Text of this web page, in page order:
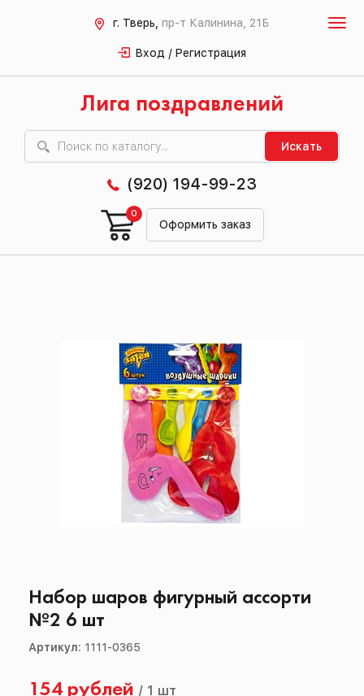
г. Тверь, пр-т Калинина, 21Б
Вход / Регистрация
Лига поздравлений
Искать
(920) 194-99-23
Оформить заказ
0
Набор шаров фигурный ассорти
№2 6 шт
Артикул: 1111-0365
154 рублей / 1 шт